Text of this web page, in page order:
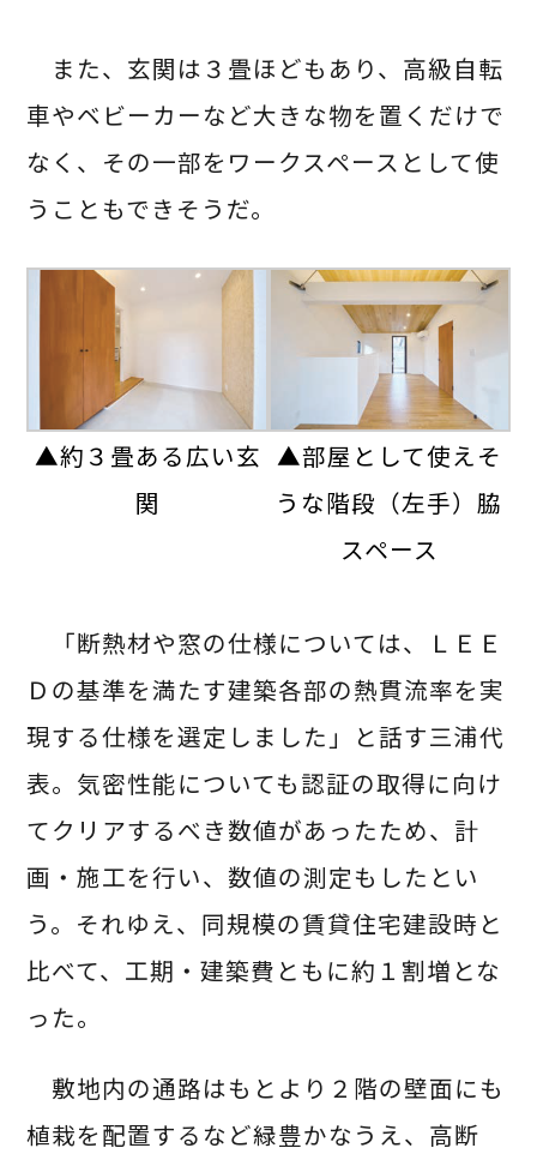
また、玄関は３畳ほどもあり、高級自転
車やベビーカーなど大きな物を置くだけで
なく、その一部をワークスペースとして使
うこともできそうだ。
▲約３畳ある広い玄
関
▲部屋として使えそ
うな階段（左手）脇
スペース
「断熱材や窓の仕様については、ＬＥＥ
Ｄの基準を満たす建築各部の熱貫流率を実
現する仕様を選定しました」と話す三浦代
表。気密性能についても認証の取得に向け
てクリアするべき数値があったため、計
画・施工を行い、数値の測定もしたとい
う。それゆえ、同規模の賃貸住宅建設時と
比べて、工期・建築費ともに約１割増とな
った。
敷地内の通路はもとより２階の壁面にも
植栽を配置するなど緑豊かなうえ、高断